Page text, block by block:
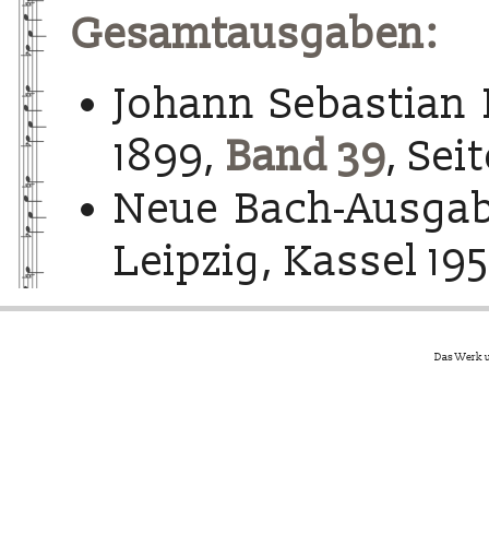
Gesamtausgaben:
Johann Sebastian
1899, Band 39,
Neue Bach-
Leipzig, Kassel
Das Werk